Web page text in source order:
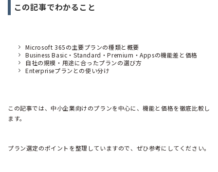
この記事でわかること
Microsoft 365の主要プランの種類と概要
Business Basic・Standard・Premium・Appsの機能差と価格
自社の規模・用途に合ったプランの選び方
Enterpriseプランとの使い分け
この記事では、中小企業向けのプランを中心に、機能と価格を徹底比較し
ます。
プラン選定のポイントを整理していますので、ぜひ参考にしてください。